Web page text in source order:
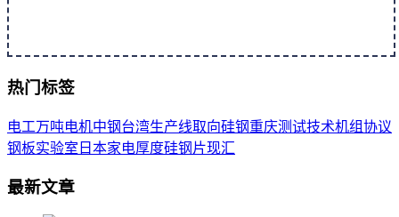
热门标签
电工万吨电机中钢台湾生产线取向硅钢重庆测试技术机组协议
钢板实验室 日本家电厚度硅钢片现汇
最新文章